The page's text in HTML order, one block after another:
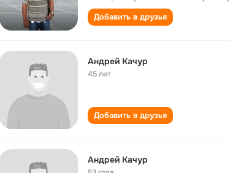
Добавить в друзья
Андрей Качур
45 лет
Добавить в друзья
Андрей Качур